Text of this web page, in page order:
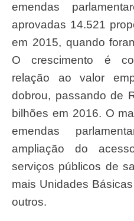
emendas
aprovadas 14.521
em 2015, quando
O crescimento é
relação ao valor
dobrou, passando de
bilhões em 2016. O
emendas
ampliação do
serviços públicos de
mais Unidades
outros.